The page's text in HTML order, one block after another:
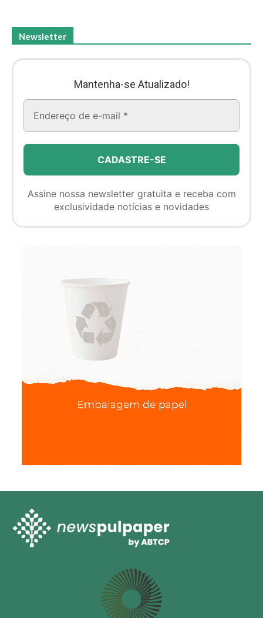
Newsletter
Mantenha-se Atualizado!
Assine nossa newsletter gratuita e receba com
exclusividade notícias e novidades